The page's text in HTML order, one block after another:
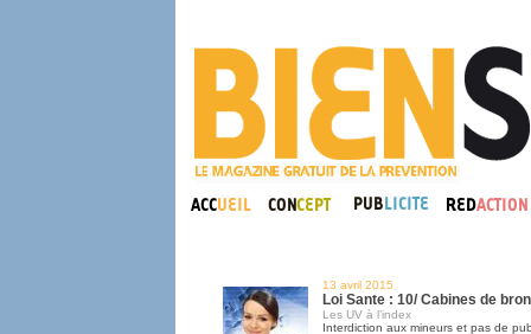
13 avril 2015
Loi Sante : 10/ Cabines de
Les UV à l’index
Interdiction aux mineurs et pas de